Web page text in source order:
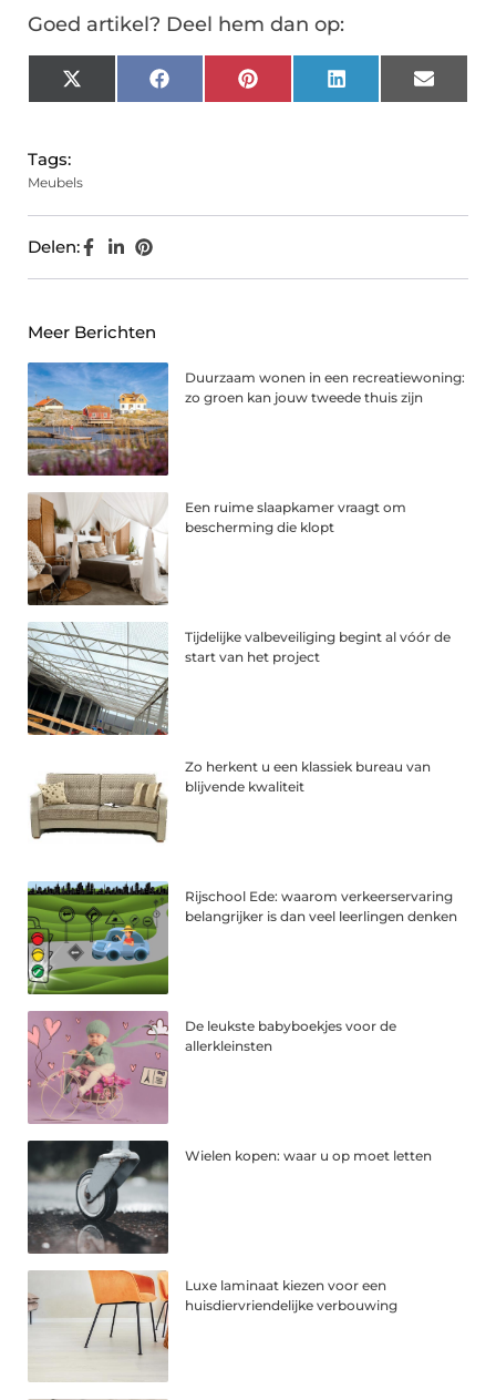
Goed artikel? Deel hem dan op:
X
(Twitter)
FacebookPinterest LinkedIn Email
Tags:
Meubels
Delen:
Meer Berichten
Duurzaam wonen in een recreatiewoning:
zo groen kan jouw tweede thuis zijn
Een ruime slaapkamer vraagt om
bescherming die klopt
Tijdelijke valbeveiliging begint al vóór de
start van het project
Zo herkent u een klassiek bureau van
blijvende kwaliteit
Rijschool Ede: waarom verkeerservaring
belangrijker is dan veel leerlingen denken
De leukste babyboekjes voor de
allerkleinsten
Wielen kopen: waar u op moet letten
Luxe laminaat kiezen voor een
huisdiervriendelijke verbouwing